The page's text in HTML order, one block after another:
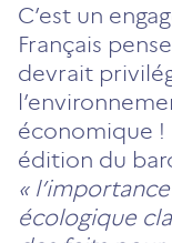
C’est un
Français
devrait
économique
édition du
«
écologique